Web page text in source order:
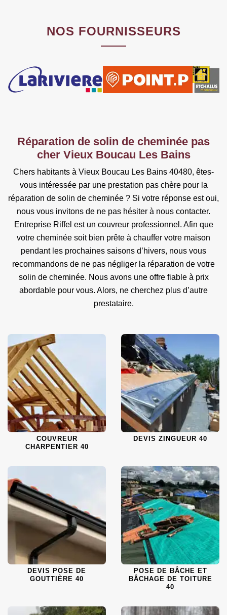
NOS FOURNISSEURS
Réparation de solin de cheminée pas
cher Vieux Boucau Les Bains
Chers habitants à Vieux Boucau Les Bains 40480, êtes-
vous intéressée par une prestation pas chère pour la
réparation de solin de cheminée ? Si votre réponse est oui,
nous vous invitons de ne pas hésiter à nous contacter.
Entreprise Riffel est un couvreur professionnel. Afin que
votre cheminée soit bien prête à chauffer votre maison
pendant les prochaines saisons d’hivers, nous vous
recommandons de ne pas négliger la réparation de votre
solin de cheminée. Nous avons une offre fiable à prix
abordable pour vous. Alors, ne cherchez plus d’autre
prestataire.
COUVREUR
CHARPENTIER 40
DEVIS ZINGUEUR 40
DEVIS POSE DE
GOUTTIÈRE 40
POSE DE BÂCHE ET
BÂCHAGE DE TOITURE
40